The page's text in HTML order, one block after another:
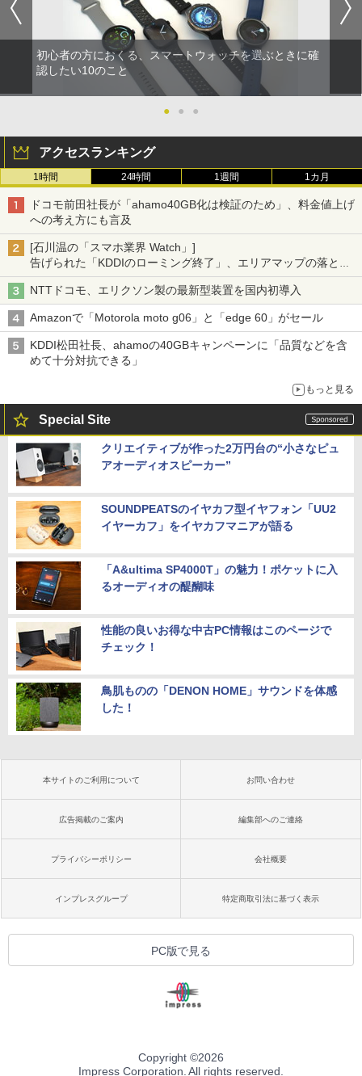
初心者の方におくる、スマートウォッチを選ぶときに確
認したい10のこと
● ● ●
アクセスランキング
1時間 24時間 1週間 1カ月
ドコモ前田社長が「ahamo40GB化は検証のため」、料金値上げ
への考え方にも言及
[石川温の「スマホ業界 Watch」]
告げられた「KDDIのローミング終了」、エリアマップの落とし
穴と楽天モバイルの課題
NTTドコモ、エリクソン製の最新型装置を国内初導入
Amazonで「Motorola moto g06」と「edge 60」がセール
KDDI松田社長、ahamoの40GBキャンペーンに「品質などを含
めて十分対抗できる」
もっと見る
Special Site
クリエイティブが作った2万円台の“小さなピュ
アオーディオスピーカー”
SOUNDPEATSのイヤカフ型イヤフォン「UU2
イヤーカフ」をイヤカフマニアが語る
「A&ultima SP4000T」の魅力！ポケットに入
るオーディオの醍醐味
性能の良いお得な中古PC情報はこのページで
チェック！
鳥肌ものの「DENON HOME」サウンドを体感
した！
本サイトのご利用について お問い合わせ
広告掲載のご案内 編集部へのご連絡
プライバシーポリシー 会社概要
インプレスグループ 特定商取引法に基づく表示
PC版で見る
Copyright ©2026
Impress Corporation. All rights reserved.